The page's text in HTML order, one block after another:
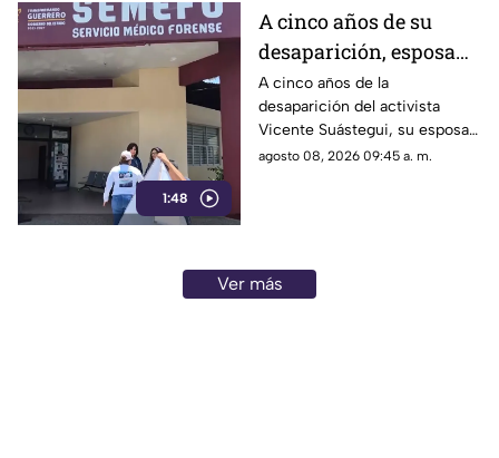
1:48
A cinco años de su
desaparición, esposa
de Vicente Suástegui
acude al Semefo en
Chilpancingo
A cinco años de la
desaparición del activista
Vicente Suástegui, su esposa
acudió al Semefo de
agosto 08, 2026 09:45 a. m.
Ver más